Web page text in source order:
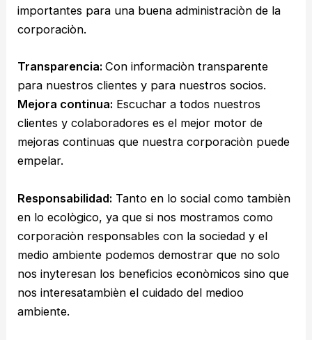
importantes para una buena administraciòn de la
corporaciòn.
Transparencia:Con informaciòn transparente
para nuestros clientes y para nuestros socios.
Mejora continua: Escuchar a todos nuestros
clientes y colaboradores es el mejor motor de
mejoras continuas que nuestra corporaciòn puede
empelar.
Responsabilidad: Tanto en lo social como tambièn
en lo ecològico, ya que si nos mostramos como
corporaciòn responsables con la sociedad y el
medio ambiente podemos demostrar que no solo
nos inyteresan los beneficios econòmicos sino que
nos interesatambièn el cuidado del medioo
ambiente.